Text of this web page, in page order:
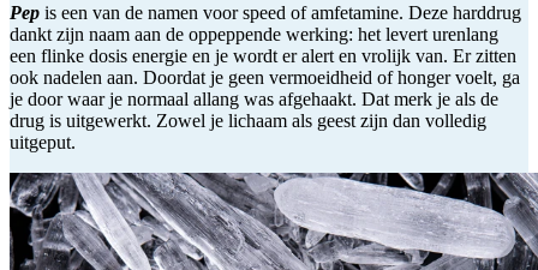
Pep is een van de namen voor speed of amfetamine. Deze harddrug
dankt zijn naam aan de oppeppende werking: het levert urenlang
een flinke dosis energie en je wordt er alert en vrolijk van. Er zitten
ook nadelen aan. Doordat je geen vermoeidheid of honger voelt, ga
je door waar je normaal allang was afgehaakt. Dat merk je als de
drug is uitgewerkt. Zowel je lichaam als geest zijn dan volledig
uitgeput.